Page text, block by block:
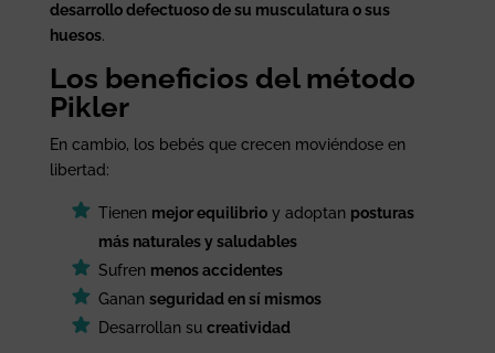
desarrollo defectuoso de su musculatura o sus
huesos.
Los beneficios del método
Pikler
En cambio, los bebés que crecen moviéndose en
libertad:
Tienen mejor equilibrioy adoptan posturas
más naturales y saludables
Sufren menos accidentes
Ganan seguridad en sí mismos
Desarrollan su creatividad